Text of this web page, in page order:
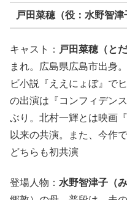
戸田菜穂（役：水野智津
キャスト： 戸田菜穂（と
まれ。広島県広島市出身
ビ小説『ええにょぼ』で
の出演は『コンフィデン
ぶり。北村一輝とは映画
以来の共演。また、今作
どちらも初共演
登場人物： 水野智津子（